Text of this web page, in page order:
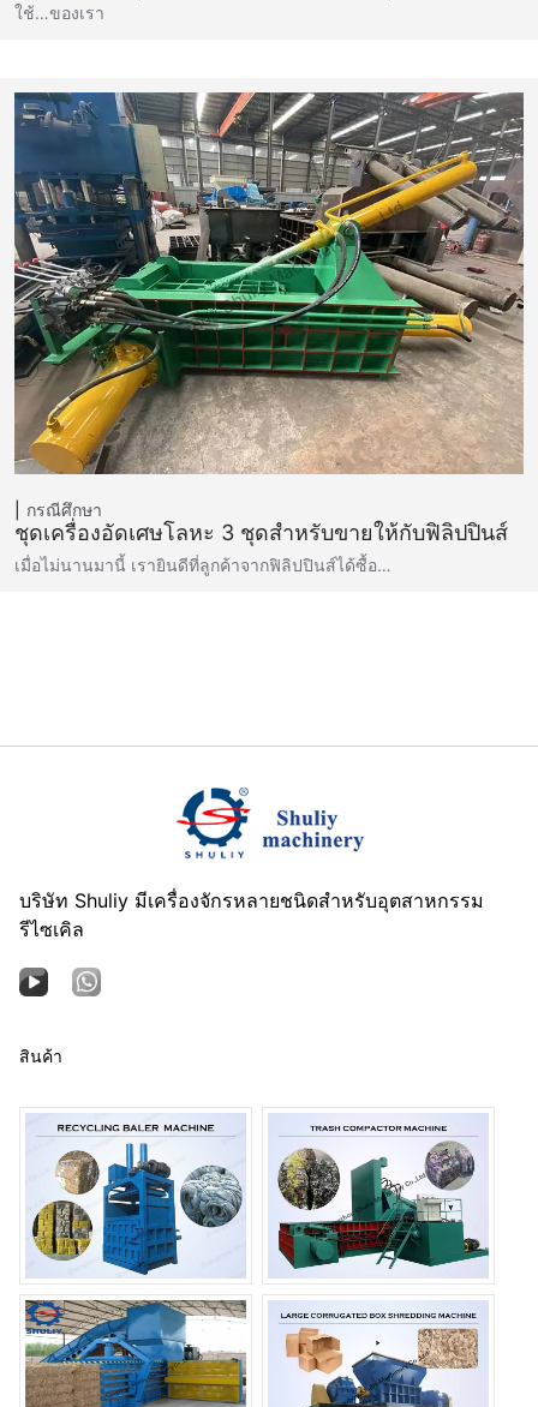
ใช้…ของเรา
กรณีศึกษา
ชุดเครื่องอัดเศษโลหะ 3 ชุดสำหรับขายให้กับฟิลิปปินส์
เมื่อไม่นานมานี้ เรายินดีที่ลูกค้าจากฟิลิปปินส์ได้ซื้อ…
บริษัท Shuliy มีเครื่องจักรหลายชนิดสำหรับอุตสาหกรรม
รีไซเคิล
สินค้า